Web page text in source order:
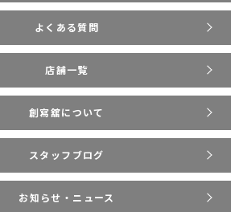
よくある質問
店舗一覧
創寫舘について
スタッフブログ
お知らせ・ニュース